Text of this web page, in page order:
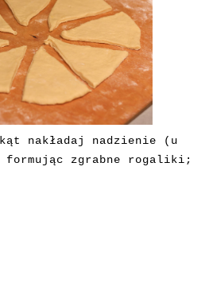
nakładaj nadzienie (u
zgrabne rogaliki;